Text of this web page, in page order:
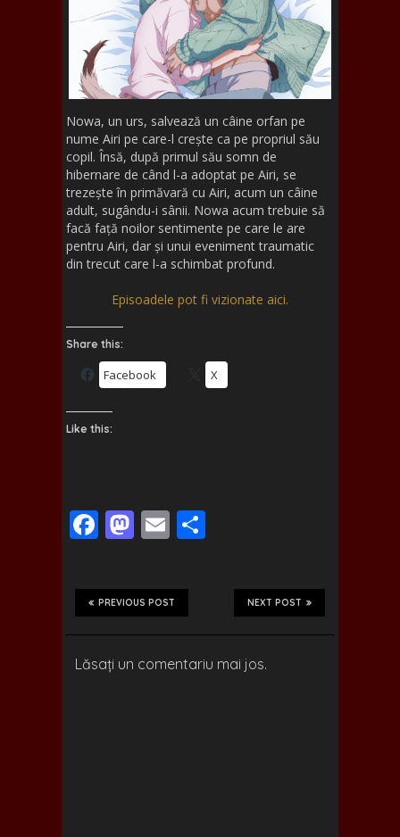
Nowa, un urs, salvează un câine orfan pe
nume Airi pe care-l crește ca pe propriul său
copil. Însă, după primul său somn de
hibernare de când l-a adoptat pe Airi, se
trezește în primăvară cu Airi, acum un câine
adult, sugându-i sânii. Nowa acum trebuie să
facă față noilor sentimente pe care le are
pentru Airi, dar și unui eveniment traumatic
din trecut care l-a schimbat profund.
Episoadele pot fi vizionate aici.
Share this:
Facebook X
Like this:
F
e
b
o
o
M
to
d
o
n
E
ai
l NEXT POST
PREVIOUS POST
Lăsați un comentariu mai jos.